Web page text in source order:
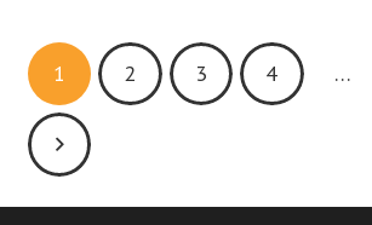
1 2 3 4 …